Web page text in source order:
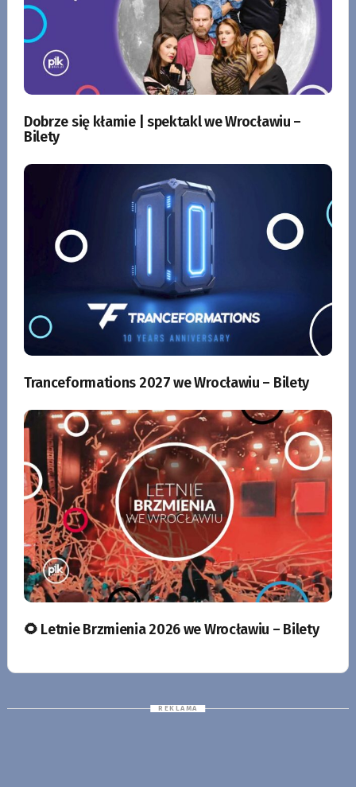
Dobrze się kłamie | spektakl we Wrocławiu –
Bilety
Tranceformations 2027 we Wrocławiu – Bilety
🌻 Letnie Brzmienia 2026 we Wrocławiu – Bilety